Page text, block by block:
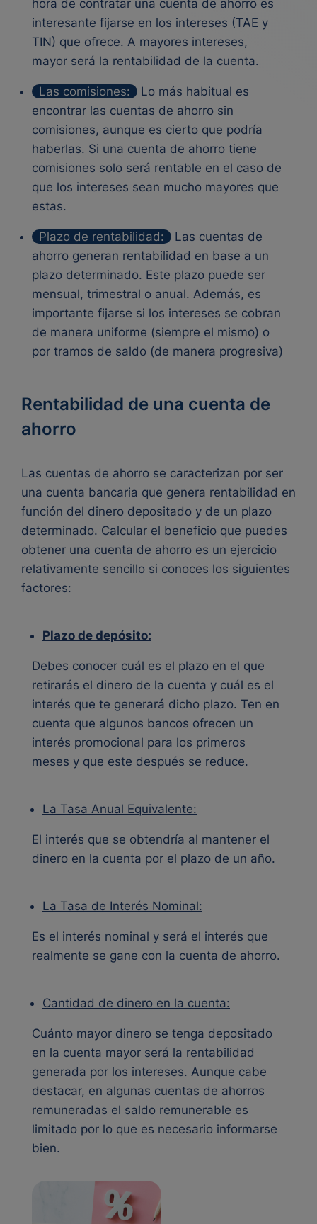
hora de contratar una cuenta de ahorro es
interesante fijarse en los intereses (TAE y
TIN) que ofrece. A mayores intereses,
mayor será la rentabilidad de la cuenta.
Las comisiones: Lo más habitual es
encontrar las cuentas de ahorro sin
comisiones, aunque es cierto que podría
haberlas. Si una cuenta de ahorro tiene
comisiones solo será rentable en el caso de
que los intereses sean mucho mayores que
estas.
Plazo de rentabilidad: Las cuentas de
ahorro generan rentabilidad en base a un
plazo determinado. Este plazo puede ser
mensual, trimestral o anual. Además, es
importante fijarse si los intereses se cobran
de manera uniforme (siempre el mismo) o
por tramos de saldo (de manera progresiva)
Rentabilidad de una cuenta de
ahorro
Las cuentas de ahorro se caracterizan por ser
una cuenta bancaria que genera rentabilidad en
función del dinero depositado y de un plazo
determinado. Calcular el beneficio que puedes
obtener una cuenta de ahorro es un ejercicio
relativamente sencillo si conoces los siguientes
factores:
Plazo de depósito:
Debes conocer cuál es el plazo en el que
retirarás el dinero de la cuenta y cuál es el
interés que te generará dicho plazo. Ten en
cuenta que algunos bancos ofrecen un
interés promocional para los primeros
meses y que este después se reduce.
La Tasa Anual Equivalente:
El interés que se obtendría al mantener el
dinero en la cuenta por el plazo de un año.
La Tasa de Interés Nominal:
Es el interés nominal y será el interés que
realmente se gane con la cuenta de ahorro.
Cantidad de dinero en la cuenta:
Cuánto mayor dinero se tenga depositado
en la cuenta mayor será la rentabilidad
generada por los intereses. Aunque cabe
destacar, en algunas cuentas de ahorros
remuneradas el saldo remunerable es
limitado por lo que es necesario informarse
bien.